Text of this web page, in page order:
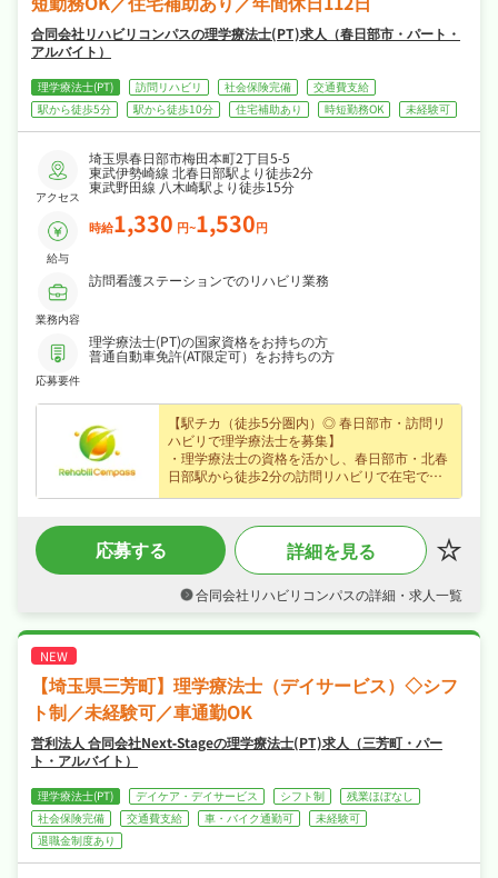
合同会社リハビリコンパスの理学療法士(PT)求人（春日部市・パート・
アルバイト）
理学療法士(PT) 訪問リハビリ 社会保険完備
交通費支給
駅から徒歩5分
駅から徒歩10分 住宅補助あり 時短勤務OK 未経験可
アクセス
埼玉県春日部市梅田本町2丁目5-5
東武伊勢崎線 北春日部駅より徒歩2分
東武野田線 八木崎駅より徒歩15分
給与
時給1,330 円~1,530円
業務内容
訪問看護ステーションでのリハビリ業務
応募要件
理学療法士(PT)の国家資格をお持ちの方
普通自動車免許(AT限定可）をお持ちの方
【駅チカ（徒歩5分圏内）◎ 春日部市・訪問リ
ハビリで理学療法士を募集】
・理学療法士の資格を活かし、春日部市・北春
日部駅から徒歩2分の訪問リハビリで在宅での
リハビリ支援をお任せ、はじめての方も歓迎な
・パート・アルバイトで時給1,330円、住宅手
当・扶養手当など各種手当など好待遇で、スキ
マ時間も活かして働けます♪
暇・年末年始休暇など長期休暇も取りやすくプ
・住宅補助・社宅制度ありが揃い、安心して長
応募する 詳細を見る
合同会社リハビリコンパスの詳細・求人一覧
【埼玉県三芳町】理学療法士（デイサービス）◇シフ
ト制／未経験可／車通勤OK
営利法人 合同会社Next‐Stageの理学療法士(PT)求人（三芳町・パー
ト・アルバイト）
理学療法士(PT) デイケア・デイサービス シフト制
残業ほぼなし
社会保険完備
交通費支給 車・バイク通勤可
未経験可
退職金制度あり